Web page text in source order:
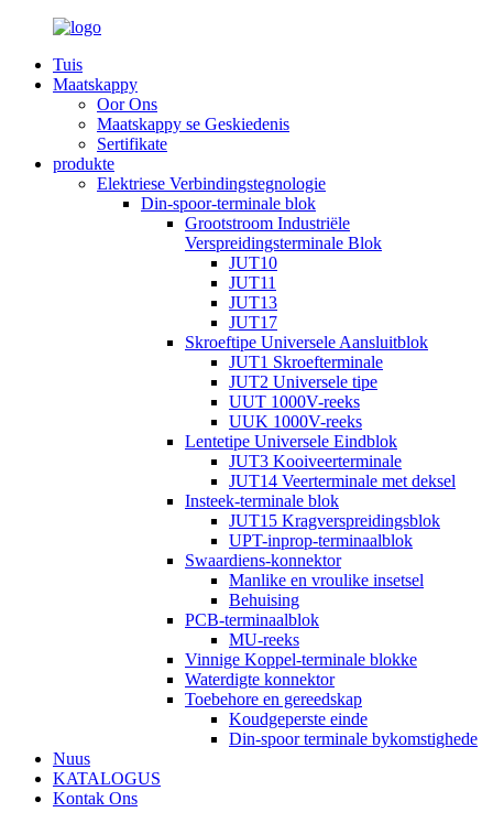
Tuis
Maatskappy
Oor Ons
Maatskappy se Geskiedenis
Sertifikate
produkte
Elektriese Verbindingstegnologie
Din-spoor-terminale blok
Grootstroom Industriële
Verspreidingsterminale Blok
JUT10
JUT11
JUT13
JUT17
Skroeftipe Universele Aansluitblok
JUT1 Skroefterminale
JUT2 Universele tipe
UUT 1000V-reeks
UUK 1000V-reeks
Lentetipe Universele Eindblok
JUT3 Kooiveerterminale
JUT14 Veerterminale met deksel
Insteek-terminale blok
JUT15 Kragverspreidingsblok
UPT-inprop-terminaalblok
Swaardiens-konnektor
Manlike en vroulike insetsel
Behuising
PCB-terminaalblok
MU-reeks
Vinnige Koppel-terminale blokke
Waterdigte konnektor
Toebehore en gereedskap
Koudgeperste einde
Din-spoor terminale bykomstighede
Nuus
KATALOGUS
Kontak Ons